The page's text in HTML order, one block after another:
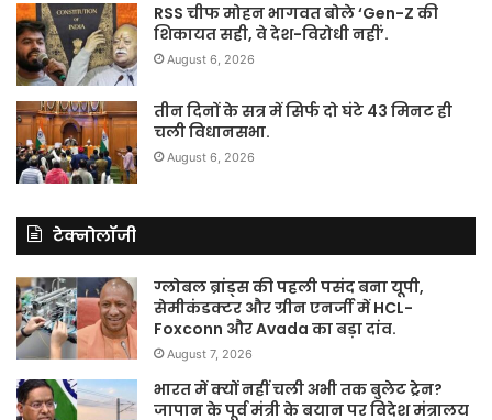
RSS चीफ मोहन भागवत बोले ‘Gen-Z की
शिकायत सही, वे देश-विरोधी नहीं’.
August 6, 2026
तीन दिनों के सत्र में सिर्फ दो घंटे 43 मिनट ही
चली विधानसभा.
August 6, 2026
टेक्नोलॉजी
ग्लोबल ब्रांड्स की पहली पसंद बना यूपी,
सेमीकंडक्टर और ग्रीन एनर्जी में HCL-
Foxconn और Avada का बड़ा दांव.
August 7, 2026
भारत में क्यों नहीं चली अभी तक बुलेट ट्रेन?
जापान के पूर्व मंत्री के बयान पर विदेश मंत्रालय